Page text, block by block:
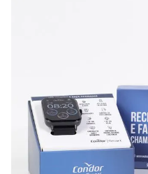
UN
Mormaii
Casio
Gang
Prata
Preto
Rose
Estilo